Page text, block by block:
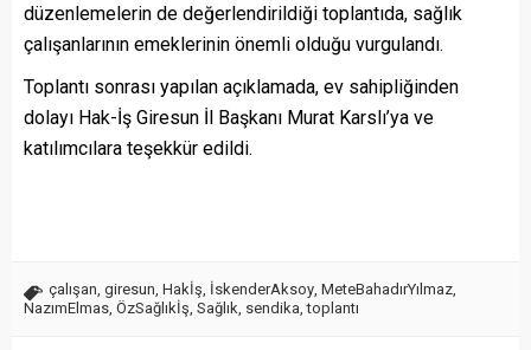
düzenlemelerin de değerlendirildiği toplantıda, sağlık
çalışanlarının emeklerinin önemli olduğu vurgulandı.
Toplantı sonrası yapılan açıklamada, ev sahipliğinden
dolayı Hak-İş Giresun İl Başkanı Murat Karslı’ya ve
katılımcılara teşekkür edildi.
çalışan, giresun, Hakİş, İskenderAksoy, MeteBahadırYılmaz,
NazımElmas, ÖzSağlıkİş, Sağlık, sendika,toplantı